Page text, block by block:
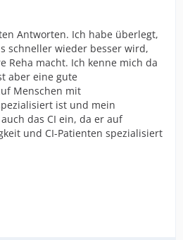
Antworten. Ich habe überlegt,
schneller wieder besser wird,
Reha macht. Ich kenne mich da
aber eine gute
Menschen mit
ist und mein
das CI ein, da er auf
und CI-Patienten spezialisiert